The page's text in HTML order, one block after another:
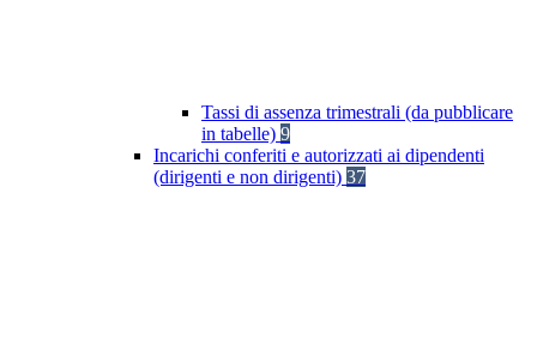
Tassi di assenza trimestrali (da pubblicare
in tabelle) 9
Incarichi conferiti e autorizzati ai dipendenti
(dirigenti e non dirigenti) 37